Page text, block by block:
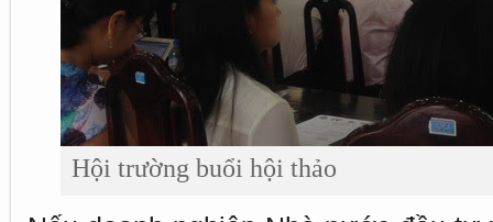
Hội trường buổi hội thảo